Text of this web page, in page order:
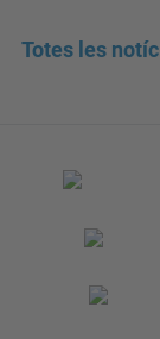
Totes les